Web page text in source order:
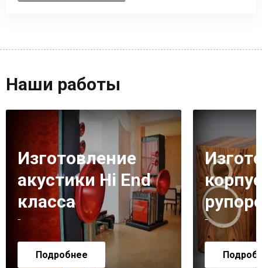
Наши работы
Изготовление
акустики Hi End
класса
-
Подробнее
-